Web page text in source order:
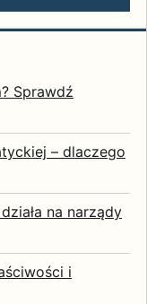
Sprawdź
– dlaczego
na narządy
i